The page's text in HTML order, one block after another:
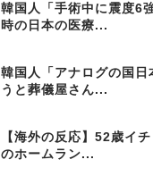
韓国人「手術中に震度6
時の日本の医療...
韓国人「アナログの国日
うと葬儀屋さん...
【海外の反応】52歳イ
のホームラン...